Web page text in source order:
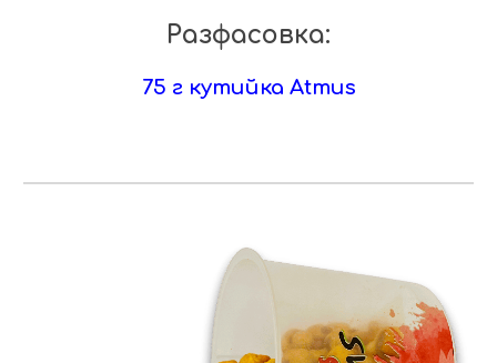
Разфасовка:
75 г кутийка Atmus